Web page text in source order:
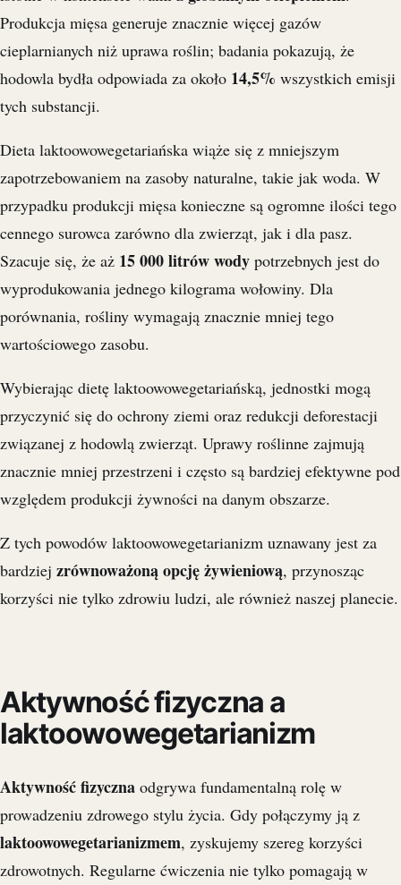
Produkcja mięsa generuje znacznie więcej gazów
cieplarnianych niż uprawa roślin; badania pokazują, że
hodowla bydła odpowiada za około 14,5% wszystkich emisji
tych substancji.
Dieta laktoowowegetariańska wiąże się z mniejszym
zapotrzebowaniem na zasoby naturalne, takie jak woda. W
przypadku produkcji mięsa konieczne są ogromne ilości tego
cennego surowca zarówno dla zwierząt, jak i dla pasz.
Szacuje się, że aż 15 000 litrów wody potrzebnych jest do
wyprodukowania jednego kilograma wołowiny. Dla
porównania, rośliny wymagają znacznie mniej tego
wartościowego zasobu.
Wybierając dietę laktoowowegetariańską, jednostki mogą
przyczynić się do ochrony ziemi oraz redukcji deforestacji
związanej z hodowlą zwierząt. Uprawy roślinne zajmują
znacznie mniej przestrzeni i często są bardziej efektywne pod
względem produkcji żywności na danym obszarze.
Z tych powodów laktoowowegetarianizm uznawany jest za
bardziej zrównoważoną opcję żywieniową, przynosząc
korzyści nie tylko zdrowiu ludzi, ale również naszej planecie.
Aktywność fizyczna a
laktoowowegetarianizm
Aktywność fizyczna odgrywa fundamentalną rolę w
prowadzeniu zdrowego stylu życia. Gdy połączymy ją z
laktoowowegetarianizmem, zyskujemy szereg korzyści
zdrowotnych. Regularne ćwiczenia nie tylko pomagają w